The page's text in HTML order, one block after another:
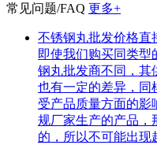
常见问题/FAQ 更多+
不锈钢丸批发价格直
即使我们购买同类型
钢丸批发商不同，其
也有一定的差异，同
受产品质量方面的影
规厂家生产的产品，
的，所以不可能出现